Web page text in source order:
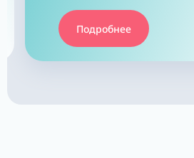
Подробнее